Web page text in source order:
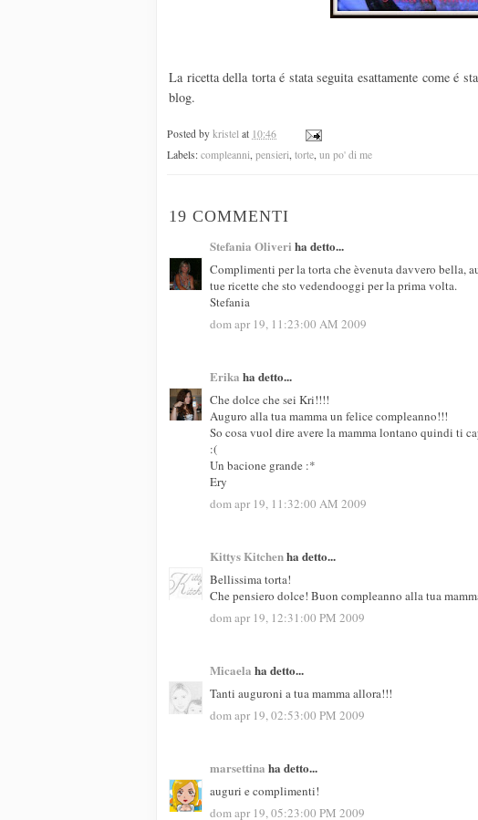
La ricetta della torta é stata seguita esattamente come é
blog.
Posted by kristel at 10:46
Labels: compleanni, pensieri, torte, un po' di me
19 COMMENTI
Stefania Oliveri ha detto...
Complimenti per la torta che èvenuta davvero bella,
tue ricette che sto vedendooggi per la prima volta.
Stefania
dom apr 19, 11:23:00 AM 2009
Erika ha detto...
Che dolce che sei Kri!!!!
Auguro alla tua mamma un felice compleanno!!!
So cosa vuol dire avere la mamma lontano quindi ti
:(
Un bacione grande :*
Ery
dom apr 19, 11:32:00 AM 2009
Kittys Kitchenha detto...
Bellissima torta!
Che pensiero dolce! Buon compleanno alla tua
dom apr 19, 12:31:00 PM 2009
Micaela ha detto...
Tanti auguroni a tua mamma allora!!!
dom apr 19, 02:53:00 PM 2009
marsettina ha detto...
auguri e complimenti!
dom apr 19, 05:23:00 PM 2009